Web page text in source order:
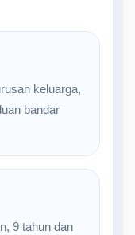
keluarga,
bandar
9 tahun dan